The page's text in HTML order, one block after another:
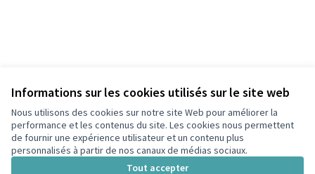
Informations sur les cookies utilisés sur le site web
Nous utilisons des cookies sur notre site Web pour améliorer la
performance et les contenus du site. Les cookies nous permettent
de fournir une expérience utilisateur et un contenu plus
personnalisés à partir de nos canaux de médias sociaux.
Tout accepter
Conditions d'utilisation